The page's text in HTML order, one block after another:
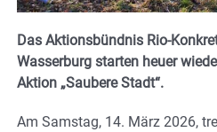
Das Aktionsbündnis Rio-
Wasserburg starten heuer
Aktion „Saubere Stadt“.
Am Samstag, 14. März 2026,